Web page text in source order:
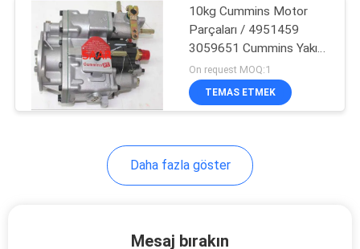
Parker Denison
Hidrolik Pompalar
10kg Cummins Motor
Parçaları / 4951459
3059651 Cummins Yakıt
Enjeksiyon Pompası
On request MOQ:1
TEMAS ETMEK
Daha fazla göster
Mesaj bırakın